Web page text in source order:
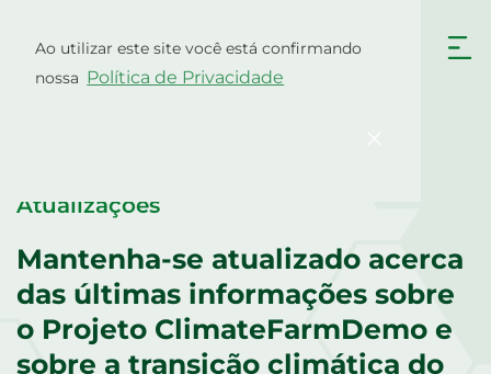
Ao utilizar este site você está confirmando
nossa Política de Privacidade
content
Português
English
Magyar Italiano
Latviešu valodaLietuviškai
Atualizações
Mantenha-se atualizado acerca
das últimas informações sobre
o Projeto ClimateFarmDemo e
sobre a transição climática do